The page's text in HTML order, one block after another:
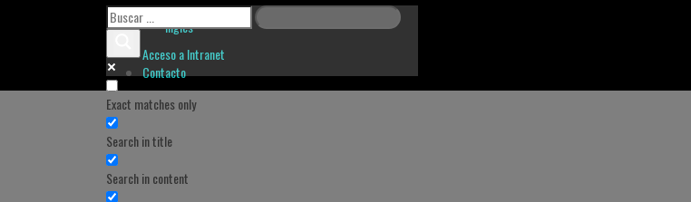
Inglés
Acceso a Intranet
Contacto
Exact matches only
Search in title
Search in content